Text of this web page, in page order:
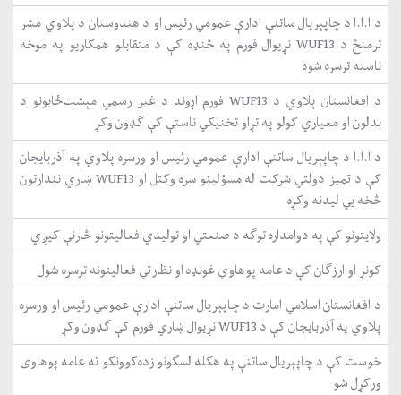
د ا.ا.ا د چاپېریال ساتنې ادارې عمومي رئیس او د هندوستان د پلاوي مشر
ترمنځ د WUF13 نړیوال فورم په څنډه کې د متقابلو همکاریو په موخه
ناسته ترسره شوه
د افغانستان پلاوي د WUF13 فورم اړوند د غیر رسمي مېشت‌ځایونو د
بدلون او معیاري کولو په تړاو تخنیکي ناستې کې ګډون وکړ
د ا.ا.ا د چاپېریال ساتنې ادارې عمومي رئیس او ورسره پلاوي په آذربایجان
کې د تمیز دولتي شرکت له مسؤلینو سره وکتل او WUF13 ښاري نندارتون
څخه یي لیدنه وکړه
ولایتونو کې په دوامداره توګه د صنعتي او تولیدي فعالیتونو څارنې کیږي
کونړ او ارزګان کې د عامه پوهاوي غونډه او نظارتي فعالیتونه ترسره شول
د افغانستان اسلامي امارت د چاپېریال ساتنې ادارې عمومي رئیس او ورسره
پلاوي په آذربایجان کې د WUF13 نړیوال ښاري فورم کې ګډون وکړ
خوست کې د چاپېریال ساتنې په هکله لسګونو زده‌کوونکو ته عامه پوهاوی
ورکړل شو